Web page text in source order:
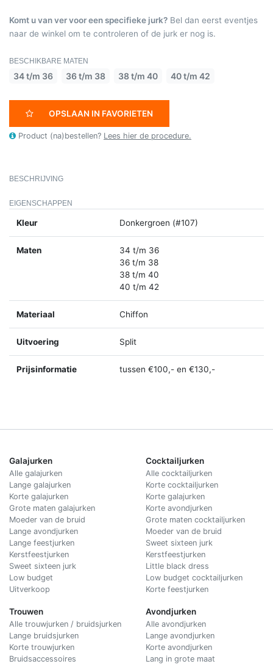
Komt u van ver voor een specifieke jurk? Bel dan eerst eventjes
naar de winkel om te controleren of de jurk er nog is.
BESCHIKBARE MATEN
34 t/m 36 36 t/m 38 38 t/m 40 40 t/m 42
OPSLAAN IN FAVORIETEN
Product (na)bestellen? Lees hier de procedure.
BESCHRIJVING
EIGENSCHAPPEN
Kleur Donkergroen (#107)
Maten
34 t/m 36
36 t/m 38
38 t/m 40
40 t/m 42
Materiaal Chiffon
Uitvoering Split
Prijsinformatie tussen €100,- en €130,-
Galajurken
Alle galajurken
Lange galajurken
Korte galajurken
Grote maten galajurken
Moeder van de bruid
Lange avondjurken
Lange feestjurken
Kerstfeestjurken
Sweet sixteen jurk
Low budget
Uitverkoop
Trouwen
Alle trouwjurken / bruidsjurken
Lange bruidsjurken
Korte trouwjurken
Bruidsaccessoires
Cocktailjurken
Alle cocktailjurken
Korte cocktailjurken
Korte galajurken
Korte avondjurken
Grote maten cocktailjurken
Moeder van de bruid
Sweet sixteen jurk
Kerstfeestjurken
Little black dress
Low budget cocktailjurken
Korte feestjurken
Avondjurken
Alle avondjurken
Lange avondjurken
Korte avondjurken
Lang in grote maat